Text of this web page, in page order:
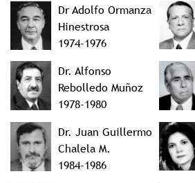
Dr Adolfo Ormanza
Hinestrosa
1974-1976
Dr. Alfonso
Rebolledo Muñoz
1978-1980
Dr. Juan Guillermo
Chalela M.
1984-1986